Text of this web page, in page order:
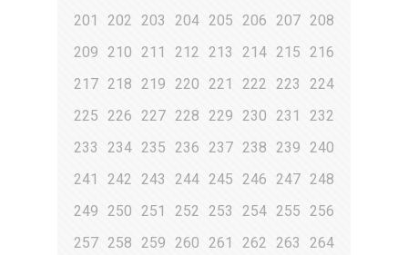
201
202 203 204 205 206 207 208
209 210 211 212 213 214 215 216
217 218 219 220 221 222 223
224
225 226 227 228 229 230 231
232
233
234 235 236 237 238 239 240
241
242 243 244 245 246 247 248
249 250 251 252 253 254 255 256
257 258 259 260 261 262 263
264